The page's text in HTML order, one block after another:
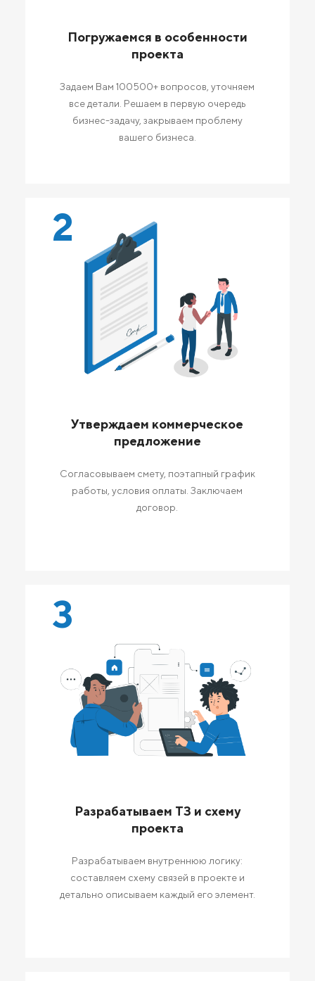
Погружаемся в особенности
проекта
Задаем Вам 100500+ вопросов, уточняем
все детали. Решаем в первую очередь
бизнес-задачу, закрываем проблему
вашего бизнеса.
2
Утверждаем коммерческое
предложение
Согласовываем смету, поэтапный график
работы, условия оплаты. Заключаем
договор.
3
Разрабатываем ТЗ и схему
проекта
Разрабатываем внутреннюю логику:
составляем схему связей в проекте и
детально описываем каждый его элемент.